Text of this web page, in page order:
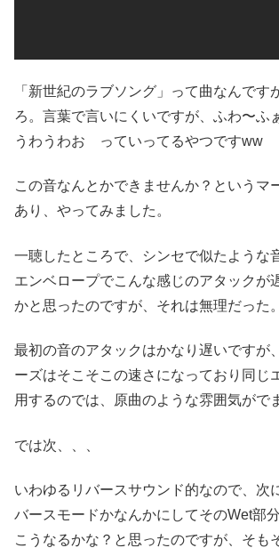
「新世紀のラブソング」って曲なんです
ろ。言葉で言いにくいですが、ふわ〜ふ
うわうわお っていってるやつですww
この音なんとかできませんか？というマ
あり、やってみました。
一聴したところで、シンセで似たような
エンベロープでこんな感じのアタックが
かと思ったのですが、それは無理だった。
最初の音のアタックはかなり遅いですが
ーズはそこそこの速さになっており同じ
用するのでは、原曲のような雰囲気がで
では次、、、
いわゆるリバースサウンド的なので、次
バースモードかなんかにしてそのWet部
こうなるかな？と思ったのですが、そも